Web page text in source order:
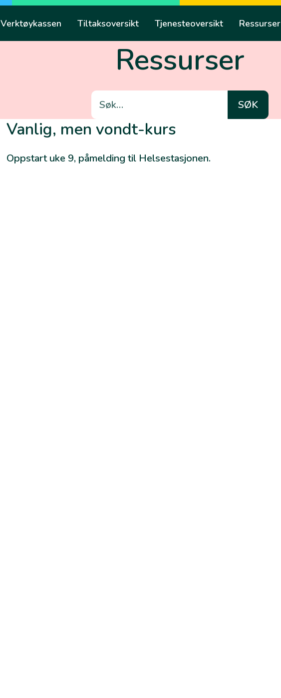
Verktøykassen Tiltaksoversikt Tjenesteoversikt Ressurser
Ressurser
Søk
etter:
Vanlig, men vondt-kurs
Oppstart uke 9, påmelding til Helsestasjonen.